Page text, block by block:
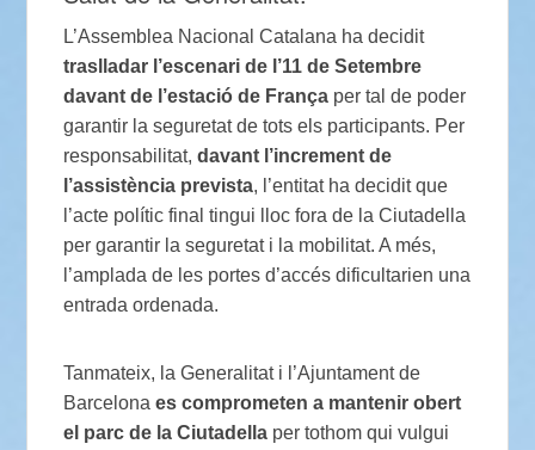
L’Assemblea Nacional Catalana ha decidit
traslladar l’escenari de l’11 de Setembre
davant de l’estació de França per tal de poder
garantir la seguretat de tots els participants. Per
responsabilitat,davant l’increment de
l’assistència prevista, l’entitat ha decidit que
l’acte polític final tingui lloc fora de la Ciutadella
per garantir la seguretat i la mobilitat. A més,
l’amplada de les portes d’accés dificultarien una
entrada ordenada.
Tanmateix, la Generalitat i l’Ajuntament de
Barcelonaes comprometen a mantenir obert
el parc de la Ciutadella per tothom qui vulgui